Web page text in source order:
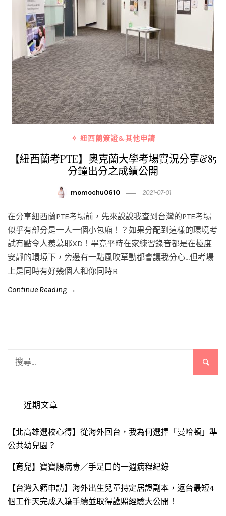
✧ 紐西蘭簽證&其他申請
【紐西蘭考PTE】奧克蘭大學考場實況分享&85
分鐘出分之成績公開
momochu0610 2021-07-01
在分享紐西蘭PTE考場前，先來說說我查到台灣的PTE考場
似乎有部分是一人一個小包廂！？如果分配到這樣的環境考
試有點令人羨慕耶XD！畢竟平時在家練習錄音都是在極度
安靜的環境下，旁邊有一點風吹草動都會讓我分心…但考場
上是同時有好幾個人和你同時R
Continue Reading →
近期文章
【北高雄選校心得】從海外回台，我為何選擇「曼哈頓」準
公共幼兒園？
【育兒】寶寶腸病毒／手足口的一週病程紀錄
【台灣入籍申請】海外出生兒童持定居證副本，返台最短4
個工作天完成入籍手續並取得護照經驗大公開！